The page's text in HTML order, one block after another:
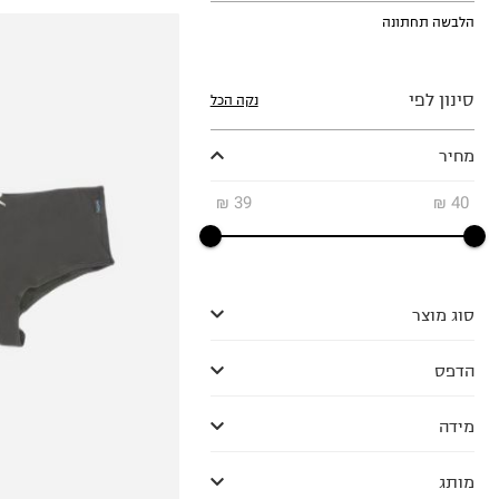
הלבשה תחתונה
סינון לפי נקה הכל
מחיר
39
₪ 40
₪
סוג מוצר
הדפס
מידה
מותג